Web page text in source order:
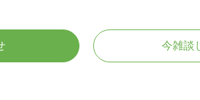
今雑談